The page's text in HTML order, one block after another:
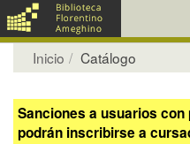
Inicio Catálogo
Sanciones a usuarios
podrán inscribirse a